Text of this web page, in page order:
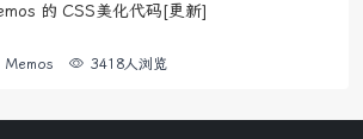
的 CSS美化代码[更新]
Memos 3418人浏览